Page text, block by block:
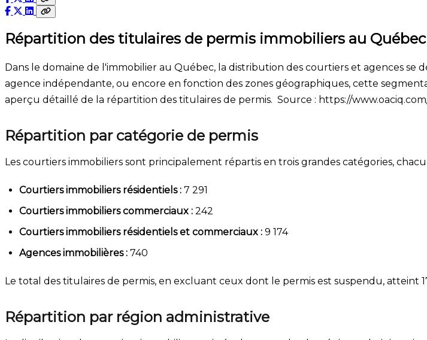
Répartition des titulaires de permis immobiliers au Québec
Dans le domaine de l'immobilier au Québec, la distribution des courtiers et agences se
agence indépendante, ou encore en fonction des zones géographiques, cette
aperçu détaillé de la répartition des titulaires de permis. Source : https://
Répartition par catégorie de permis
Les courtiers immobiliers sont principalement répartis en trois grandes catégories,
Courtiers immobiliers résidentiels : 7 291
Courtiers immobiliers commerciaux : 242
Courtiers immobiliers résidentiels et commerciaux : 9 174
Agences immobilières : 740
Le total des titulaires de permis, en excluant ceux dont le permis est suspendu, atteint
Répartition par région administrative